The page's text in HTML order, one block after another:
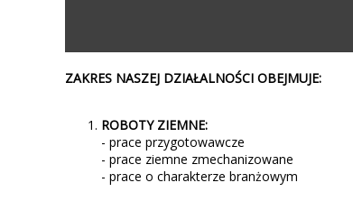
ZAKRES NASZEJ DZIAŁALNOŚCI OBEJMUJE:
ROBOTY ZIEMNE:
- prace przygotowawcze
- prace ziemne zmechanizowane
- prace o charakterze branżowym